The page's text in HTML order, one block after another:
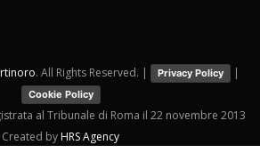
. All Rights Reserved. | Privacy Policy |
Cookie Policy
al Tribunale di Roma il 22 novembre 2013
Created by HRS Agency